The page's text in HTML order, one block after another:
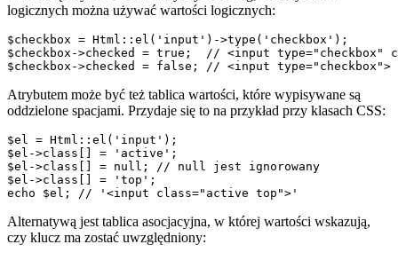
logicznych można używać wartości logicznych:
$checkbox = Html::el('input')->type('checkbox');
$checkbox->checked = true;  // <input type="checkbox"
Atrybutem może być też tablica wartości, które wypisywane są
oddzielone spacjami. Przydaje się to na przykład przy klasach CSS:
$el = Html::el('input');
$el->class[] = 'active';
$el->class[] = null; // null jest ignorowany
$el->class[] = 'top';
Alternatywą jest tablica asocjacyjna, w której wartości wskazują,
czy klucz ma zostać uwzględniony: